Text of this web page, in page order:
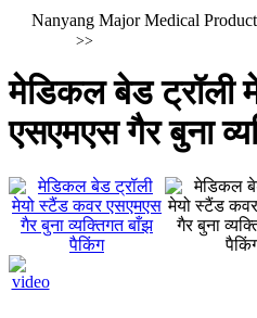
Nanyang Major Medical
>>
मेडिकल बेड ट्रॉली
एसएमएस गैर बुना